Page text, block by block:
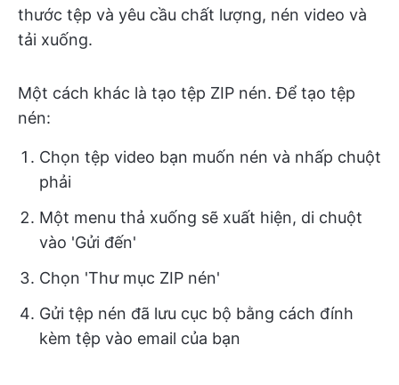
thước tệp và yêu cầu chất lượng, nén video và
tải xuống.
Một cách khác là tạo tệp ZIP nén. Để tạo tệp
nén:
Chọn tệp video bạn muốn nén và nhấp chuột
phải
Một menu thả xuống sẽ xuất hiện, di chuột
vào 'Gửi đến'
Chọn 'Thư mục ZIP nén'
Gửi tệp nén đã lưu cục bộ bằng cách đính
kèm tệp vào email của bạn